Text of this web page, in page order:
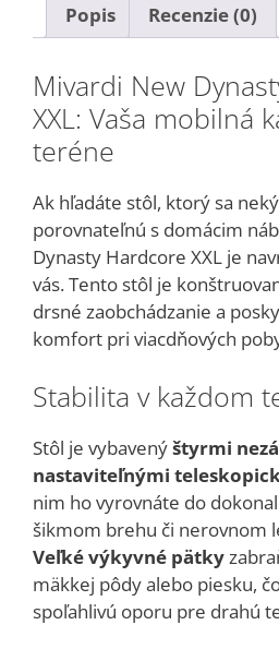
Popis Recenzie (0)
Mivardi New
XXL: Vaša mobilná
teréne
Ak hľadáte stôl, ktorý sa
porovnateľnú s domácim
Dynasty Hardcore XXL je
vás. Tento stôl je
drsné zaobchádzanie a
komfort pri viacdňových
Stabilita v každom
Stôl je vybavenýštyrmi
nastaviteľnými
nim ho vyrovnáte do
šikmom brehu či nerovnom
Veľké výkyvné pätky
mäkkej pôdy alebo piesku,
spoľahlivú oporu pre drahú